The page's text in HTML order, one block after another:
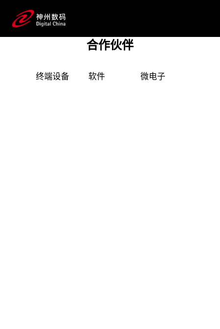
二十余年来，SA视讯厅数码始终保持与全球顶
尖科技公司的长期深度合作，构建起覆盖企业数字
像。
合作伙伴
终端设备 软件 微电子